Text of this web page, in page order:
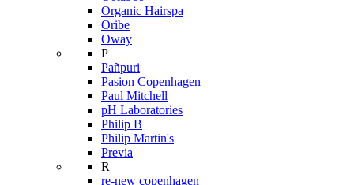
Organic Hairspa
Oribe
Oway
P
Pañpuri
Pasion Copenhagen
Paul Mitchell
pH Laboratories
Philip B
Philip Martin's
Previa
R
re-new copenhagen